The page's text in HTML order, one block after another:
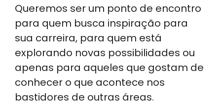
Queremos ser um ponto de encontro
para quem busca inspiração para
sua carreira, para quem está
explorando novas possibilidades ou
apenas para aqueles que gostam de
conhecer o que acontece nos
bastidores de outras áreas.